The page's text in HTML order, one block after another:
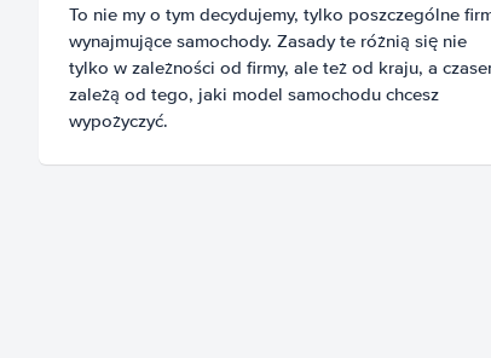
To nie my o tym decydujemy, tylko poszczególne
wynajmujące samochody. Zasady te różnią się nie
tylko w zależności od firmy, ale też od kraju, a
zależą od tego, jaki model samochodu chcesz
wypożyczyć.